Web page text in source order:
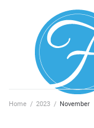
Home / 2023 / November